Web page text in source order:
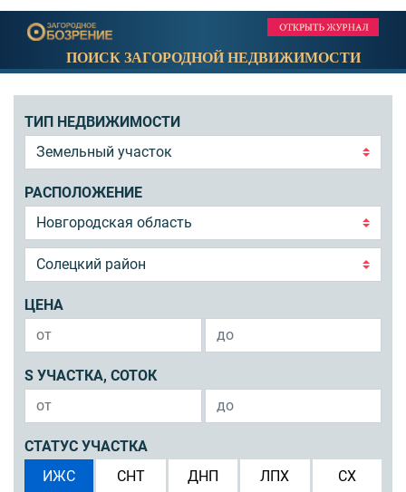
ПОИСК ЗАГОРОДНОЙ НЕДВИЖИМОСТИ
ТИП НЕДВИЖИМОСТИ
РАСПОЛОЖЕНИЕ
ЦЕНА
S УЧАСТКА, СОТОК
СТАТУС УЧАСТКА
ИЖС
СНТ ДНП ЛПХ СХ